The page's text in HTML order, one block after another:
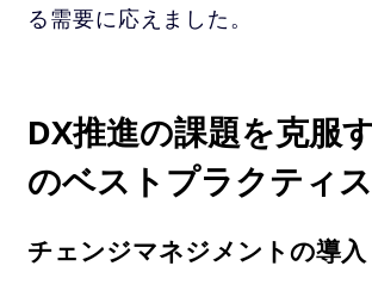
る需要に応えました。
DX推進の課題を克服
のベストプラクティス
チェンジマネジメントの導入